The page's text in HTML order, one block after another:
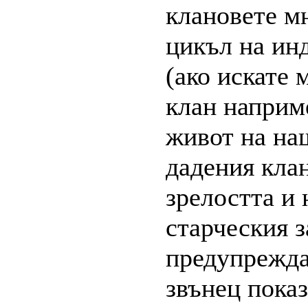
клановете
цикъл на
(ако искате
клан
живот на
дадения
зрелостта и
старческия
звънец